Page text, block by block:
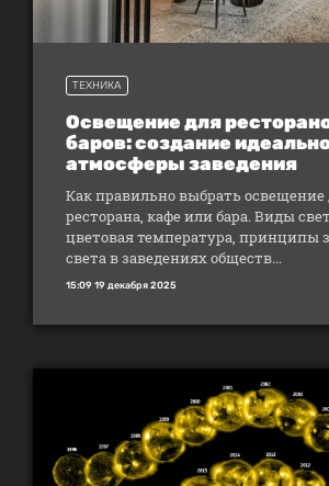
ТЕХНИКА
Освещение для
баров: создание
атмосферы заведения
Как правильно выбрать освещение
ресторана, кафе или бара. Виды
цветовая температура, принципы
света в заведениях обществ...
15:09 19 декабря 2025